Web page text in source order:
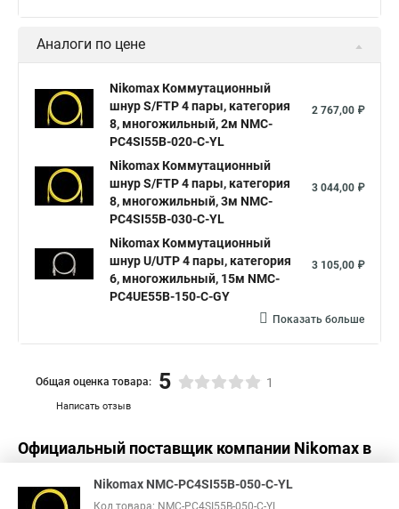
Аналоги по цене
Nikomax Коммутационный
шнур S/FTP 4 пары, категория
8, многожильный, 2м NMC-
PC4SI55B-020-C-YL
2 767,00 ₽
Nikomax Коммутационный
шнур S/FTP 4 пары, категория
8, многожильный, 3м NMC-
PC4SI55B-030-C-YL
3 044,00 ₽
Nikomax Коммутационный
шнур U/UTP 4 пары, категория
6, многожильный, 15м NMC-
PC4UE55B-150-C-GY
3 105,00 ₽
Показать больше
Написать отзыв
Общая оценка товара: 5 1
Официальный поставщик компании Nikomax в
Nikomax NMC-PC4SI55B-050-C-YL
Код товара: NMC-PC4SI55B-050-C-YL